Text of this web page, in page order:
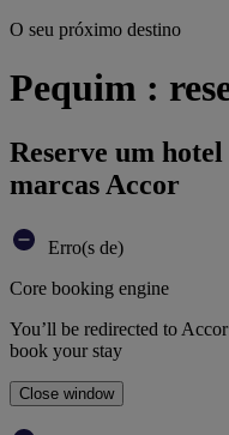
O seu próximo destino
Pequim :
Reserve um
marcas Accor
Erro(s de)
Core booking engine
You’ll be redirected to
book your stay
Close window